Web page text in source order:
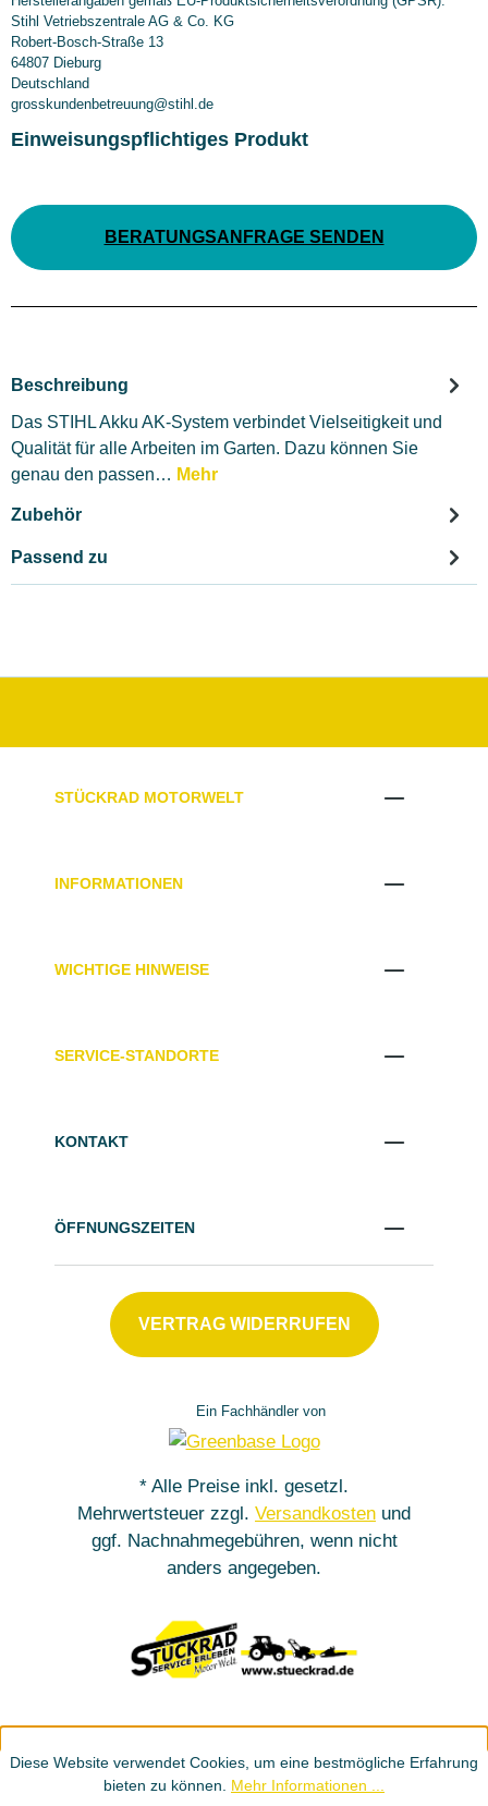
Stihl Vetriebszentrale AG & Co. KG
Robert-Bosch-Straße 13
64807 Dieburg
Deutschland
grosskundenbetreuung@stihl.de
Einweisungspflichtiges Produkt
BERATUNGSANFRAGE SENDEN
Beschreibung
Das STIHL Akku AK-System verbindet Vielseitigkeit und
Qualität für alle Arbeiten im Garten. Dazu können Sie
genau den passen… Mehr
Zubehör
Passend zu
STÜCKRAD MOTORWELT
INFORMATIONEN
WICHTIGE HINWEISE
SERVICE-STANDORTE
KONTAKT
ÖFFNUNGSZEITEN
VERTRAG WIDERRUFEN
Ein Fachhändler von
* Alle Preise inkl. gesetzl.
Mehrwertsteuer zzgl. Versandkosten und
ggf. Nachnahmegebühren, wenn nicht
anders angegeben.
Diese Website verwendet Cookies, um eine bestmögliche Erfahrung
bieten zu können. Mehr Informationen ...